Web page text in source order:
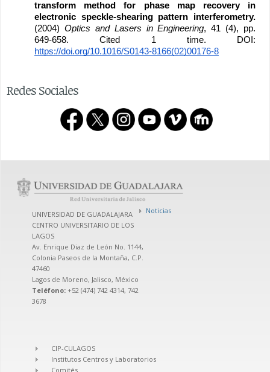
transform method for phase map recovery in
(2004) Optics and Lasers in Engineering, 41 (4), pp.
https://doi.org/10.1016/S0143-8166(02)00176-8
Redes Sociales
UNIVERSIDAD DE GUADALAJARA
CENTRO UNIVERSITARIO DE LOS
LAGOS
Av. Enrique Diaz de León No. 1144,
Colonia Paseos de la Montaña, C.P.
47460
Lagos de Moreno, Jalisco, México
Teléfono: +52 (474) 742 4314, 742
3678
Noticias
CIP-CULAGOS
Institutos Centros y Laboratorios
Comités